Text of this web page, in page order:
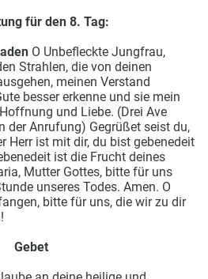
für den 8. Tag:
O Unbefleckte Jungfrau,
Strahlen, die von deinen
meinen Verstand
besser erkenne und sie mein
und Liebe. (Drei Ave
der Anrufung) Gegrüßet seist du,
Herr ist mit dir, du bist gebenedeit
ist die Frucht deines
Mutter Gottes, bitte für uns
unseres Todes. Amen. O
bitte für uns, die wir zu dir
Gebet